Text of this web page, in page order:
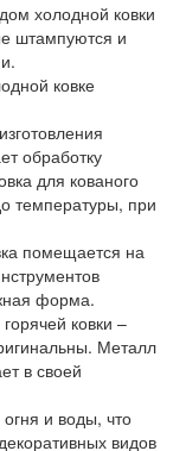
холодной ковки
штампуются и
ковке
обработку
для кованого
температуры, при
помещается на
форма.
ковки –
Металл
в своей
и воды, что
видов